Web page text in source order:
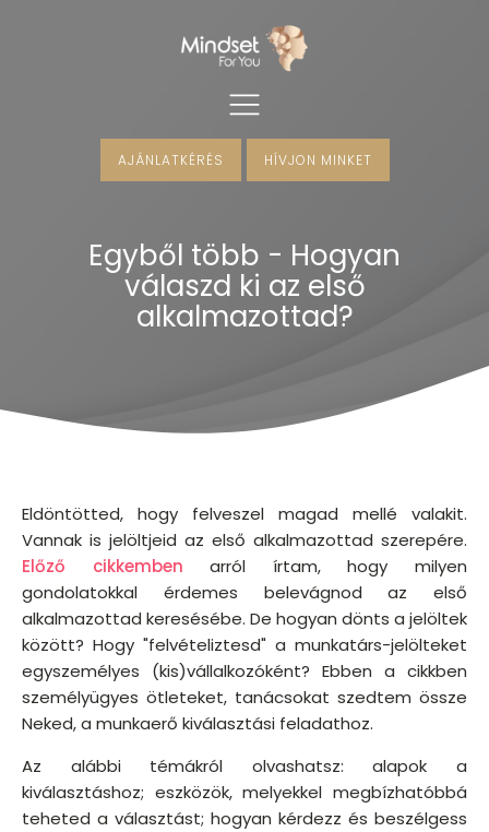
AJÁNLATKÉRÉS HÍVJON MINKET
Egyből több - Hogyan
válaszd ki az első
alkalmazottad?
Eldöntötted, hogy felveszel magad mellé valakit.
Vannak is jelöltjeid az első alkalmazottad szerepére.
Előző cikkemben arról írtam, hogy milyen
gondolatokkal érdemes belevágnod az első
alkalmazottad keresésébe. De hogyan dönts a jelöltek
között? Hogy "felvételiztesd" a munkatárs-jelölteket
egyszemélyes (kis)vállalkozóként? Ebben a cikkben
személyügyes ötleteket, tanácsokat szedtem össze
Neked, a munkaerő kiválasztási feladathoz.
Az alábbi témákról olvashatsz: alapok a
kiválasztáshoz; eszközök, melyekkel megbízhatóbbá
teheted a választást; hogyan kérdezz és beszélgess